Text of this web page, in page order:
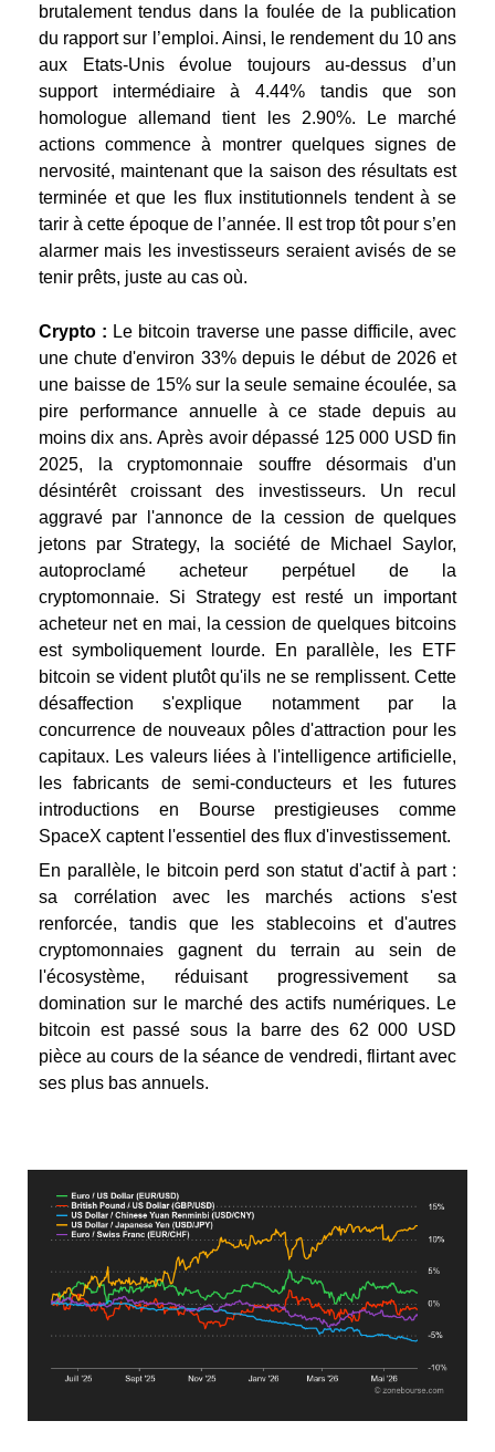
brutalement tendus dans la foulée de la publication
du rapport sur l’emploi. Ainsi, le rendement du 10 ans
aux Etats-Unis évolue toujours au-dessus d’un
support intermédiaire à 4.44% tandis que son
homologue allemand tient les 2.90%. Le marché
actions commence à montrer quelques signes de
nervosité, maintenant que la saison des résultats est
terminée et que les flux institutionnels tendent à se
tarir à cette époque de l’année. Il est trop tôt pour s’en
alarmer mais les investisseurs seraient avisés de se
tenir prêts, juste au cas où.
Crypto : Le bitcoin traverse une passe difficile, avec
une chute d'environ 33% depuis le début de 2026 et
une baisse de 15% sur la seule semaine écoulée, sa
pire performance annuelle à ce stade depuis au
moins dix ans.Après avoir dépassé 125 000 USD fin
2025, la cryptomonnaie souffre désormais d'un
désintérêt croissant des investisseurs. Un recul
aggravé par l'annonce de la cession de quelques
jetons par Strategy, la société de Michael Saylor,
autoproclamé acheteur perpétuel de la
cryptomonnaie. Si Strategy est resté un important
acheteur net en mai, la cession de quelques bitcoins
est symboliquement lourde. En parallèle, les ETF
bitcoin se vident plutôt qu'ils ne se remplissent. Cette
désaffection s'explique notamment par la
concurrence de nouveaux pôles d'attraction pour les
capitaux. Les valeurs liées à l'intelligence artificielle,
les fabricants de semi-conducteurs et les futures
introductions en Bourse prestigieuses comme
SpaceX captent l'essentiel des flux d'investissement.
En parallèle, le bitcoin perd son statut d'actif à part :
sa corrélation avec les marchés actions s'est
renforcée, tandis que les stablecoins et d'autres
cryptomonnaies gagnent du terrain au sein de
l'écosystème, réduisant progressivement sa
domination sur le marché des actifs numériques. Le
bitcoin est passé sous la barre des 62 000 USD
pièce au cours de la séance de vendredi, flirtant avec
ses plus bas annuels.